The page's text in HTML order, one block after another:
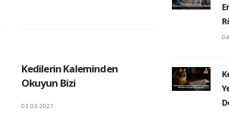
Kedilerin Kaleminden
Okuyun Bizi
03.03.2021